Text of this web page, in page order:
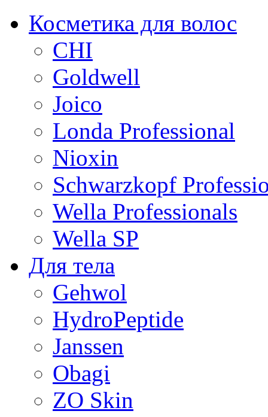
Косметика для волос
CHI
Goldwell
Joico
Londa Professional
Nioxin
Schwarzkopf
Wella Professionals
Wella SP
Для тела
Gehwol
HydroPeptide
Janssen
Obagi
ZO Skin